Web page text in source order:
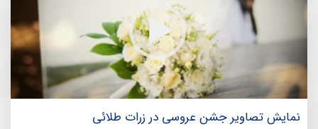
نمایش تصاویر جشن عروسی در زرات طلائی